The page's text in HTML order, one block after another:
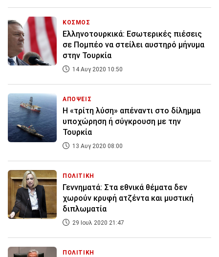
ΚΟΣΜΟΣ
Ελληνοτουρκικά: Εσωτερικές πιέσεις
σε Πομπέο να στείλει αυστηρό μήνυμα
στην Τουρκία
14 Αυγ 2020 10:50
ΑΠΟΨΕΙΣ
Η «τρίτη λύση» απέναντι στο δίλημμα
υποχώρηση ή σύγκρουση με την
Τουρκία
13 Αυγ 2020 08:00
ΠΟΛΙΤΙΚΗ
Γεννηματά: Στα εθνικά θέματα δεν
χωρούν κρυφή ατζέντα και μυστική
διπλωματία
29 Ιουλ 2020 21:47
ΠΟΛΙΤΙΚΗ